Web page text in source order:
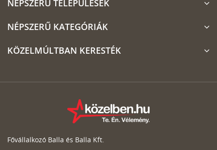
NÉPSZERŰ TELEPÜLÉSEK
NÉPSZERŰ KATEGÓRIÁK
KÖZELMÚLTBAN KERESTÉK
Fővállalkozó Balla és Balla Kft.